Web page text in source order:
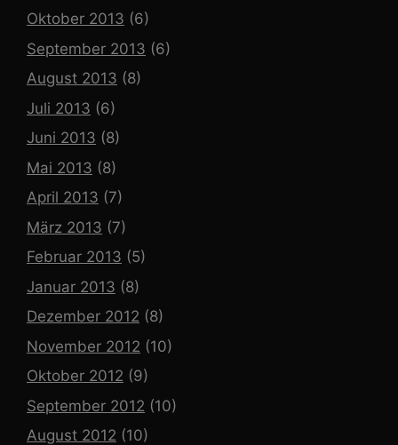
Oktober 2013 (6)
September 2013 (6)
August 2013 (8)
Juli 2013 (6)
Juni 2013 (8)
Mai 2013 (8)
April 2013 (7)
März 2013 (7)
Februar 2013 (5)
Januar 2013 (8)
Dezember 2012 (8)
November 2012 (10)
Oktober 2012 (9)
September 2012 (10)
August 2012 (10)